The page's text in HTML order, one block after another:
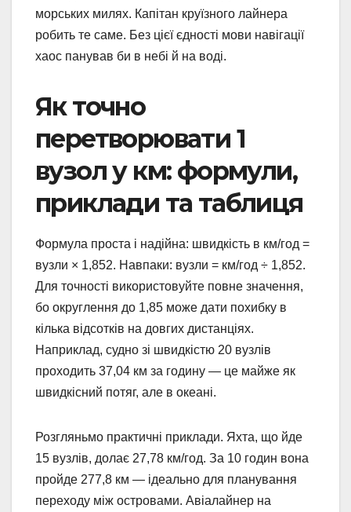
морських милях. Капітан круїзного лайнера
робить те саме. Без цієї єдності мови навігації
хаос панував би в небі й на воді.
Як точно
перетворювати 1
вузол у км: формули,
приклади та таблиця
Формула проста і надійна: швидкість в км/год =
вузли × 1,852. Навпаки: вузли = км/год ÷ 1,852.
Для точності використовуйте повне значення,
бо округлення до 1,85 може дати похибку в
кілька відсотків на довгих дистанціях.
Наприклад, судно зі швидкістю 20 вузлів
проходить 37,04 км за годину — це майже як
швидкісний потяг, але в океані.
Розгляньмо практичні приклади. Яхта, що йде
15 вузлів, долає 27,78 км/год. За 10 годин вона
пройде 277,8 км — ідеально для планування
переходу між островами. Авіалайнер на